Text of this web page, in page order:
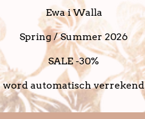
Ewa i Walla
Spring / Summer 2026
SALE -30%
word automatisch verrekend